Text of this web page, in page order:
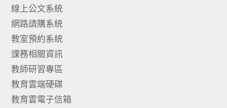
線上公文系統
網路請購系統
教室預約系統
課務相關資訊
教師研習專區
教育雲端硬碟
教育雲電子信箱